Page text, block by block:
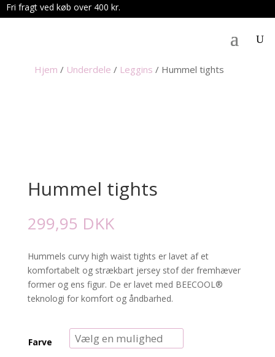
Fri fragt ved køb over 400 kr.
Hjem / Underdele / Leggins / Hummel tights
Hummel tights
299,95 DKK
Hummels curvy high waist tights er lavet af et
komfortabelt og strækbart jersey stof der fremhæver
former og ens figur. De er lavet med BEECOOL®
teknologi for komfort og åndbarhed.
Farve